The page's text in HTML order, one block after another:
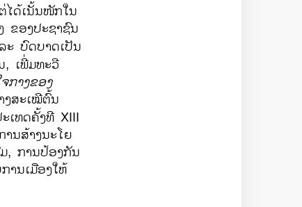
ໄດ້​ເນັ້ນ​ໜັກ​ໃນ​
ຂອງ​ປະຊາຊົນ
ະ ບົດບາດ​ເປັນ​
, ​ເພີ່ມ​ທະວີ​
ກາງ​ຂອງ​
ສະເໝີຕົ້ນ
ເທດ​ຄັ້ງ​ທີ XIII
ນສ້າງ​ນະ​ໂຍ
, ການປ້ອງ​ກັນ​
ານ​ເມືອງໃຫ້​